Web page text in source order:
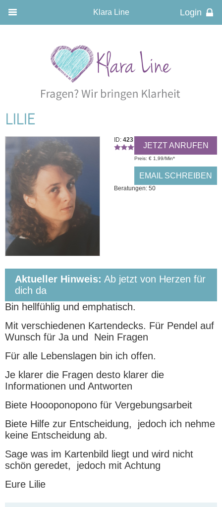
Klara Line
LILIE
JETZT ANRUFEN
Preis: € 1,99/Min*
EMAIL SCHREIBEN
ID: 423
Beratungen: 50
Aktueller Hinweis: Ab jetzt von Herzen für
dich da
Bin hellfühlig und emphatisch.
Mit verschiedenen Kartendecks. Für Pendel auf
Wunsch für Ja und Nein Fragen
Für alle Lebenslagen bin ich offen.
Je klarer die Fragen desto klarer die
Informationen und Antworten
Biete Hoooponopono für Vergebungsarbeit
Biete Hilfe zur Entscheidung, jedoch ich nehme
keine Entscheidung ab.
Sage was im Kartenbild liegt und wird nicht
schön geredet, jedoch mit Achtung
Eure Lilie